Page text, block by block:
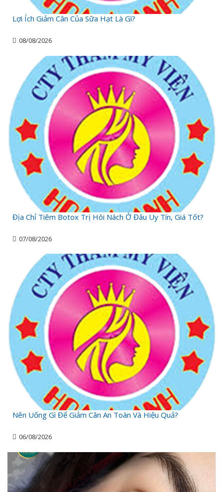
Lợi Ích Giảm Cân Của Sữa Hạt Là Gì?
08/08/2026
Địa Chỉ Tiêm Botox Trị Hôi Nách Ở Đâu Uy Tín, Giá Tốt?
07/08/2026
Nên Uống Gì Để Giảm Cân An Toàn Và Hiệu Quả?
06/08/2026